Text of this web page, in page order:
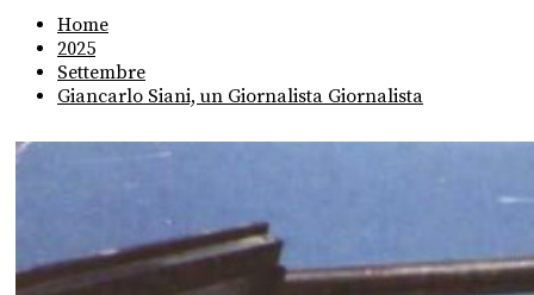
Home
2025
Settembre
Giancarlo Siani, un Giornalista Giornalista